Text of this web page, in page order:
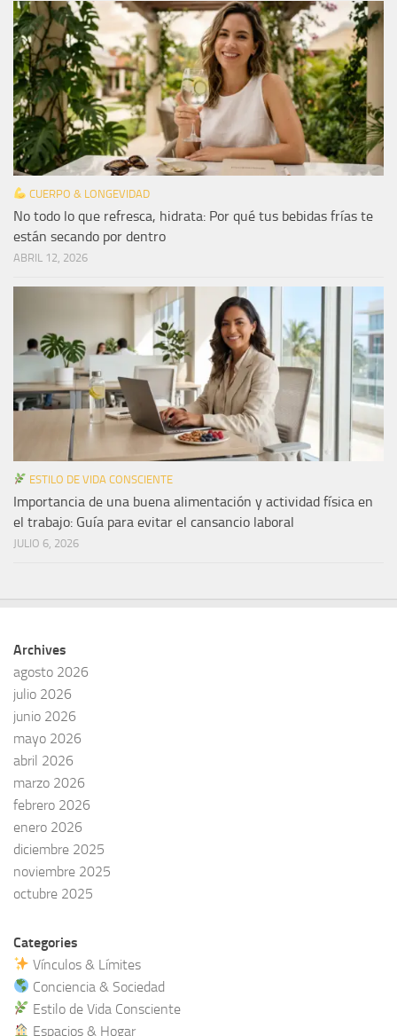
CUERPO & LONGEVIDAD
No todo lo que refresca, hidrata: Por qué tus bebidas frías te
están secando por dentro
ABRIL 12, 2026
ESTILO DE VIDA CONSCIENTE
Importancia de una buena alimentación y actividad física en
el trabajo: Guía para evitar el cansancio laboral
JULIO 6, 2026
Archives
agosto 2026
julio 2026
junio 2026
mayo 2026
abril 2026
marzo 2026
febrero 2026
enero 2026
diciembre 2025
noviembre 2025
octubre 2025
Categories
Vínculos & Límites
Conciencia & Sociedad
Estilo de Vida Consciente
Espacios & Hogar